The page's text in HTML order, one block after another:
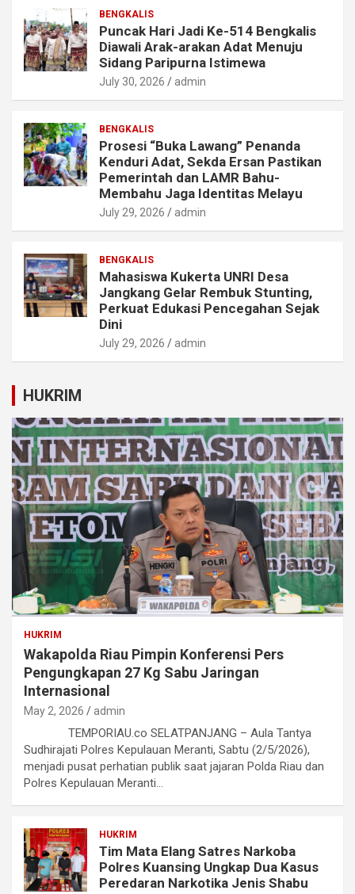
BENGKALIS
Puncak Hari Jadi Ke-514 Bengkalis
Diawali Arak-arakan Adat Menuju
Sidang Paripurna Istimewa
July 30, 2026 admin
BENGKALIS
Prosesi “Buka Lawang” Penanda
Kenduri Adat, Sekda Ersan Pastikan
Pemerintah dan LAMR Bahu-
Membahu Jaga Identitas Melayu
July 29, 2026 admin
BENGKALIS
Mahasiswa Kukerta UNRI Desa
Jangkang Gelar Rembuk Stunting,
Perkuat Edukasi Pencegahan Sejak
Dini
July 29, 2026 admin
HUKRIM
HUKRIM
Wakapolda Riau Pimpin Konferensi Pers
Pengungkapan 27 Kg Sabu Jaringan
Internasional
May 2, 2026 admin
TEMPORIAU.co SELATPANJANG – Aula Tantya
Sudhirajati Polres Kepulauan Meranti, Sabtu (2/5/2026),
menjadi pusat perhatian publik saat jajaran Polda Riau dan
Polres Kepulauan Meranti…
HUKRIM
Tim Mata Elang Satres Narkoba
Polres Kuansing Ungkap Dua Kasus
Peredaran Narkotika Jenis Shabu